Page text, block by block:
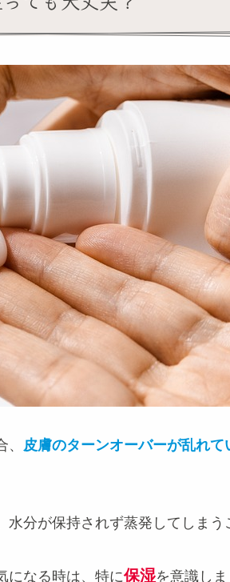
皮膚のターンオーバーが乱れて
分が保持されず蒸発してしまう
になる時は、特に保湿を意識しま